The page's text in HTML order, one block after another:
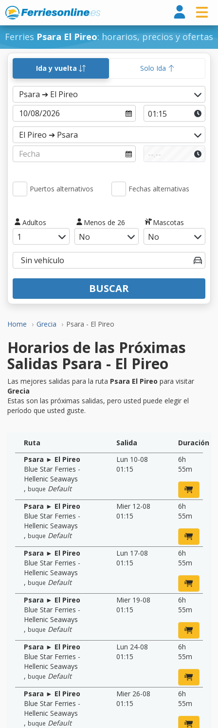
Ferries Psara El Pireo: horarios, precios y ofertas
Home Grecia Psara - El Pireo
Ida y vuelta Solo Ida
Puertos alternativos Fechas alternativas
Adultos Menos de 26 Mascotas
BUSCAR
Horarios de las Próximas
Salidas Psara - El Pireo
Las mejores salidas para la ruta Psara El Pireo para visitar
Grecia
Estas son las próximas salidas, pero usted puede elegir el
período que usted guste.
Ruta Salida
Duración
Psara ► El Pireo
Blue Star Ferries -
Hellenic Seaways
, buque Default
Lun 10-08
01:15
6h
55m
Psara ► El Pireo
Blue Star Ferries -
Hellenic Seaways
, buque Default
Mier 12-08
01:15
6h
55m
Psara ► El Pireo
Blue Star Ferries -
Hellenic Seaways
, buque Default
Lun 17-08
01:15
6h
55m
Psara ► El Pireo
Blue Star Ferries -
Hellenic Seaways
, buque Default
Mier 19-08
01:15
6h
55m
Psara ► El Pireo
Blue Star Ferries -
Hellenic Seaways
, buque Default
Lun 24-08
01:15
6h
55m
Psara ► El Pireo
Blue Star Ferries -
Hellenic Seaways
, buque Default
Mier 26-08
01:15
6h
55m